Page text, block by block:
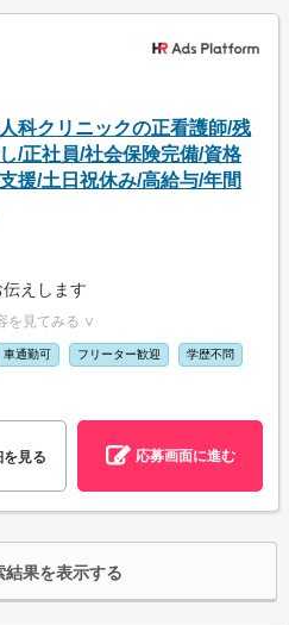
科クリニックの正看護師/残
/正社員/社会保険完備/資格
援/土日祝休み/高給与/年間
えします
を見てみる ∨
車通勤可 フリーター歓迎 学歴不問
を見る 応募画面に進む
結果を表示する